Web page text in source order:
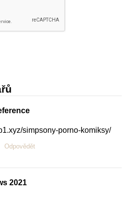
simpsony-porno-komiksy/
Odpovědět
2021